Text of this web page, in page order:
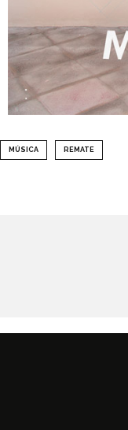
MÚSICA REMATE